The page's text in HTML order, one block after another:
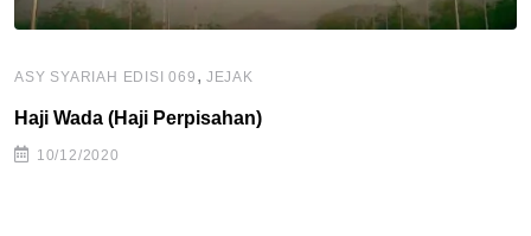
ASY SYARIAH EDISI 069 , JEJAK
Haji Wada (Haji Perpisahan)
10/12/2020